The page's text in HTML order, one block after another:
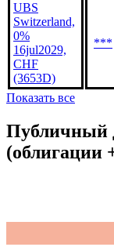
UBS
Switzerland,
0%
16jul2029,
CHF
(3653D)
***
Показать все
Публичный